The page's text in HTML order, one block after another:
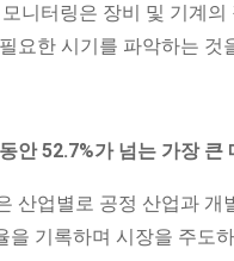
니터링은 장비 및 기계
요한 시기를 파악하는 것
안 52.7%가 넘는 가장 큰
산업별로 공정 산업과
을 기록하며 시장을 주도